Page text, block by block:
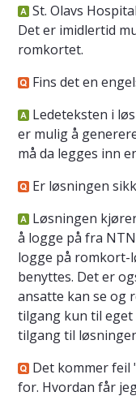
St. Olavs
Det er imidlertid
romkortet.
Fins det en
Ledeteksten i
er mulig å
må da legges inn
Er løsningen
Løsningen
å logge på fra
logge på romkort-
benyttes. Det er
ansatte kan se og
tilgang kun til
tilgang til
Det kommer feil
for. Hvordan får